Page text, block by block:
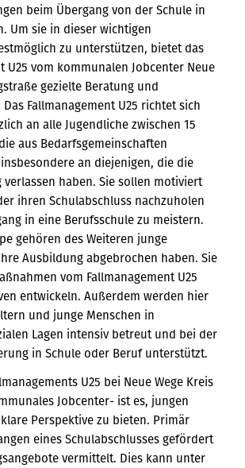
beim Übergang von der Schule in
Um sie in dieser wichtigen
zu unterstützen, bietet das
U25 vom kommunalen Jobcenter Neue
gezielte Beratung und
Fallmanagement U25 richtet sich
an alle Jugendliche zwischen 15
aus Bedarfsgemeinschaften
an diejenigen, die die
verlassen haben. Sie sollen motiviert
ihren Schulabschluss nachzuholen
in eine Berufsschule zu meistern.
gehören des Weiteren junge
Ausbildung abgebrochen haben. Sie
vom Fallmanagement U25
entwickeln. Außerdem werden hier
und junge Menschen in
Lagen intensiv betreut und bei der
in Schule oder Beruf unterstützt.
U25 bei Neue Wege Kreis
Jobcenter- ist es, jungen
Perspektive zu bieten. Primär
eines Schulabschlusses gefördert
vermittelt. Dies kann unter